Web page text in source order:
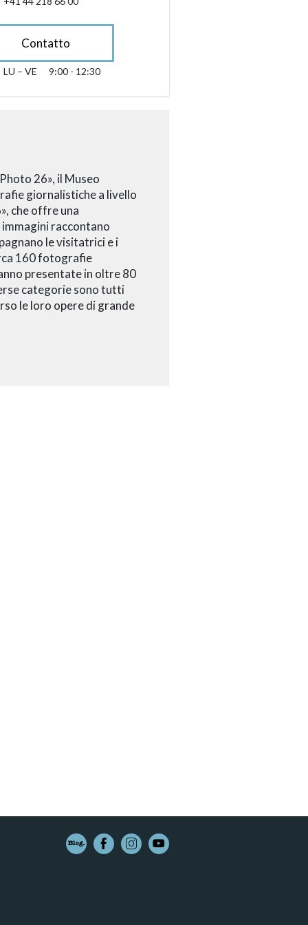
Contatto
only.opening_hours
lunedì fino alle venerdì 09:00 - 12:30
LU – VE 9:00 - 12:30
26», il Museo
giornalistiche a livello
che offre una
raccontano
le visitatrici e i
160 fotografie
presentate in oltre 80
categorie sono tutti
le loro opere di grande